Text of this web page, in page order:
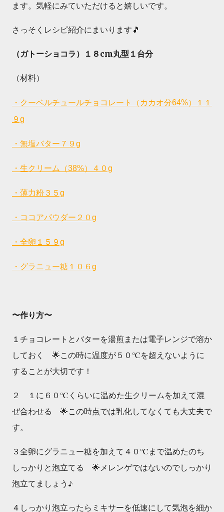
ます。気軽にみていただけると嬉しいです。
さっそくレシピ紹介にまいります🎵
（ガトーショコラ）１８cm丸型１台分
（材料）
・クーベルチュールチョコレート（カカオ分64%）１１
９g
・無塩バター７９g
・生クリーム（38%）４０g
・薄力粉３５g
・ココアパウダー２０g
・全卵１５９g
・グラニュー糖１０６g
〜作り方〜
１チョコレートとバターを湯煎または電子レンジで溶か
しておく 🌟この時に温度が５０℃を超えないように
することが大切です！
２ １に６０℃くらいに温めた生クリームを加えて混
ぜ合わせる 🌟この時点では乳化してなくても大丈夫で
す。
３全卵にグラニュー糖を加えて４０℃まで温めたのち
しっかりと泡立てる 🌟メレンゲではないのでしっかり
泡立てましょう♪
４しっかり泡立ったらミキサーを低速にして気泡を細か